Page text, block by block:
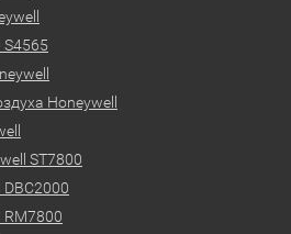
Honeywell
ST7800